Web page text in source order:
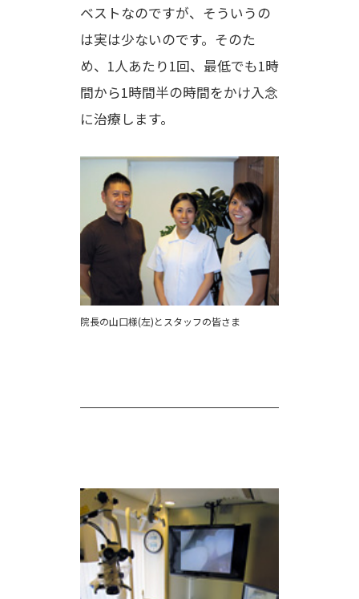
ベストなのですが、そういうの
は実は少ないのです。そのた
め、1人あたり1回、最低でも1時
間から1時間半の時間をかけ入念
に治療します。
院長の山口様(左)とスタッフの皆さま